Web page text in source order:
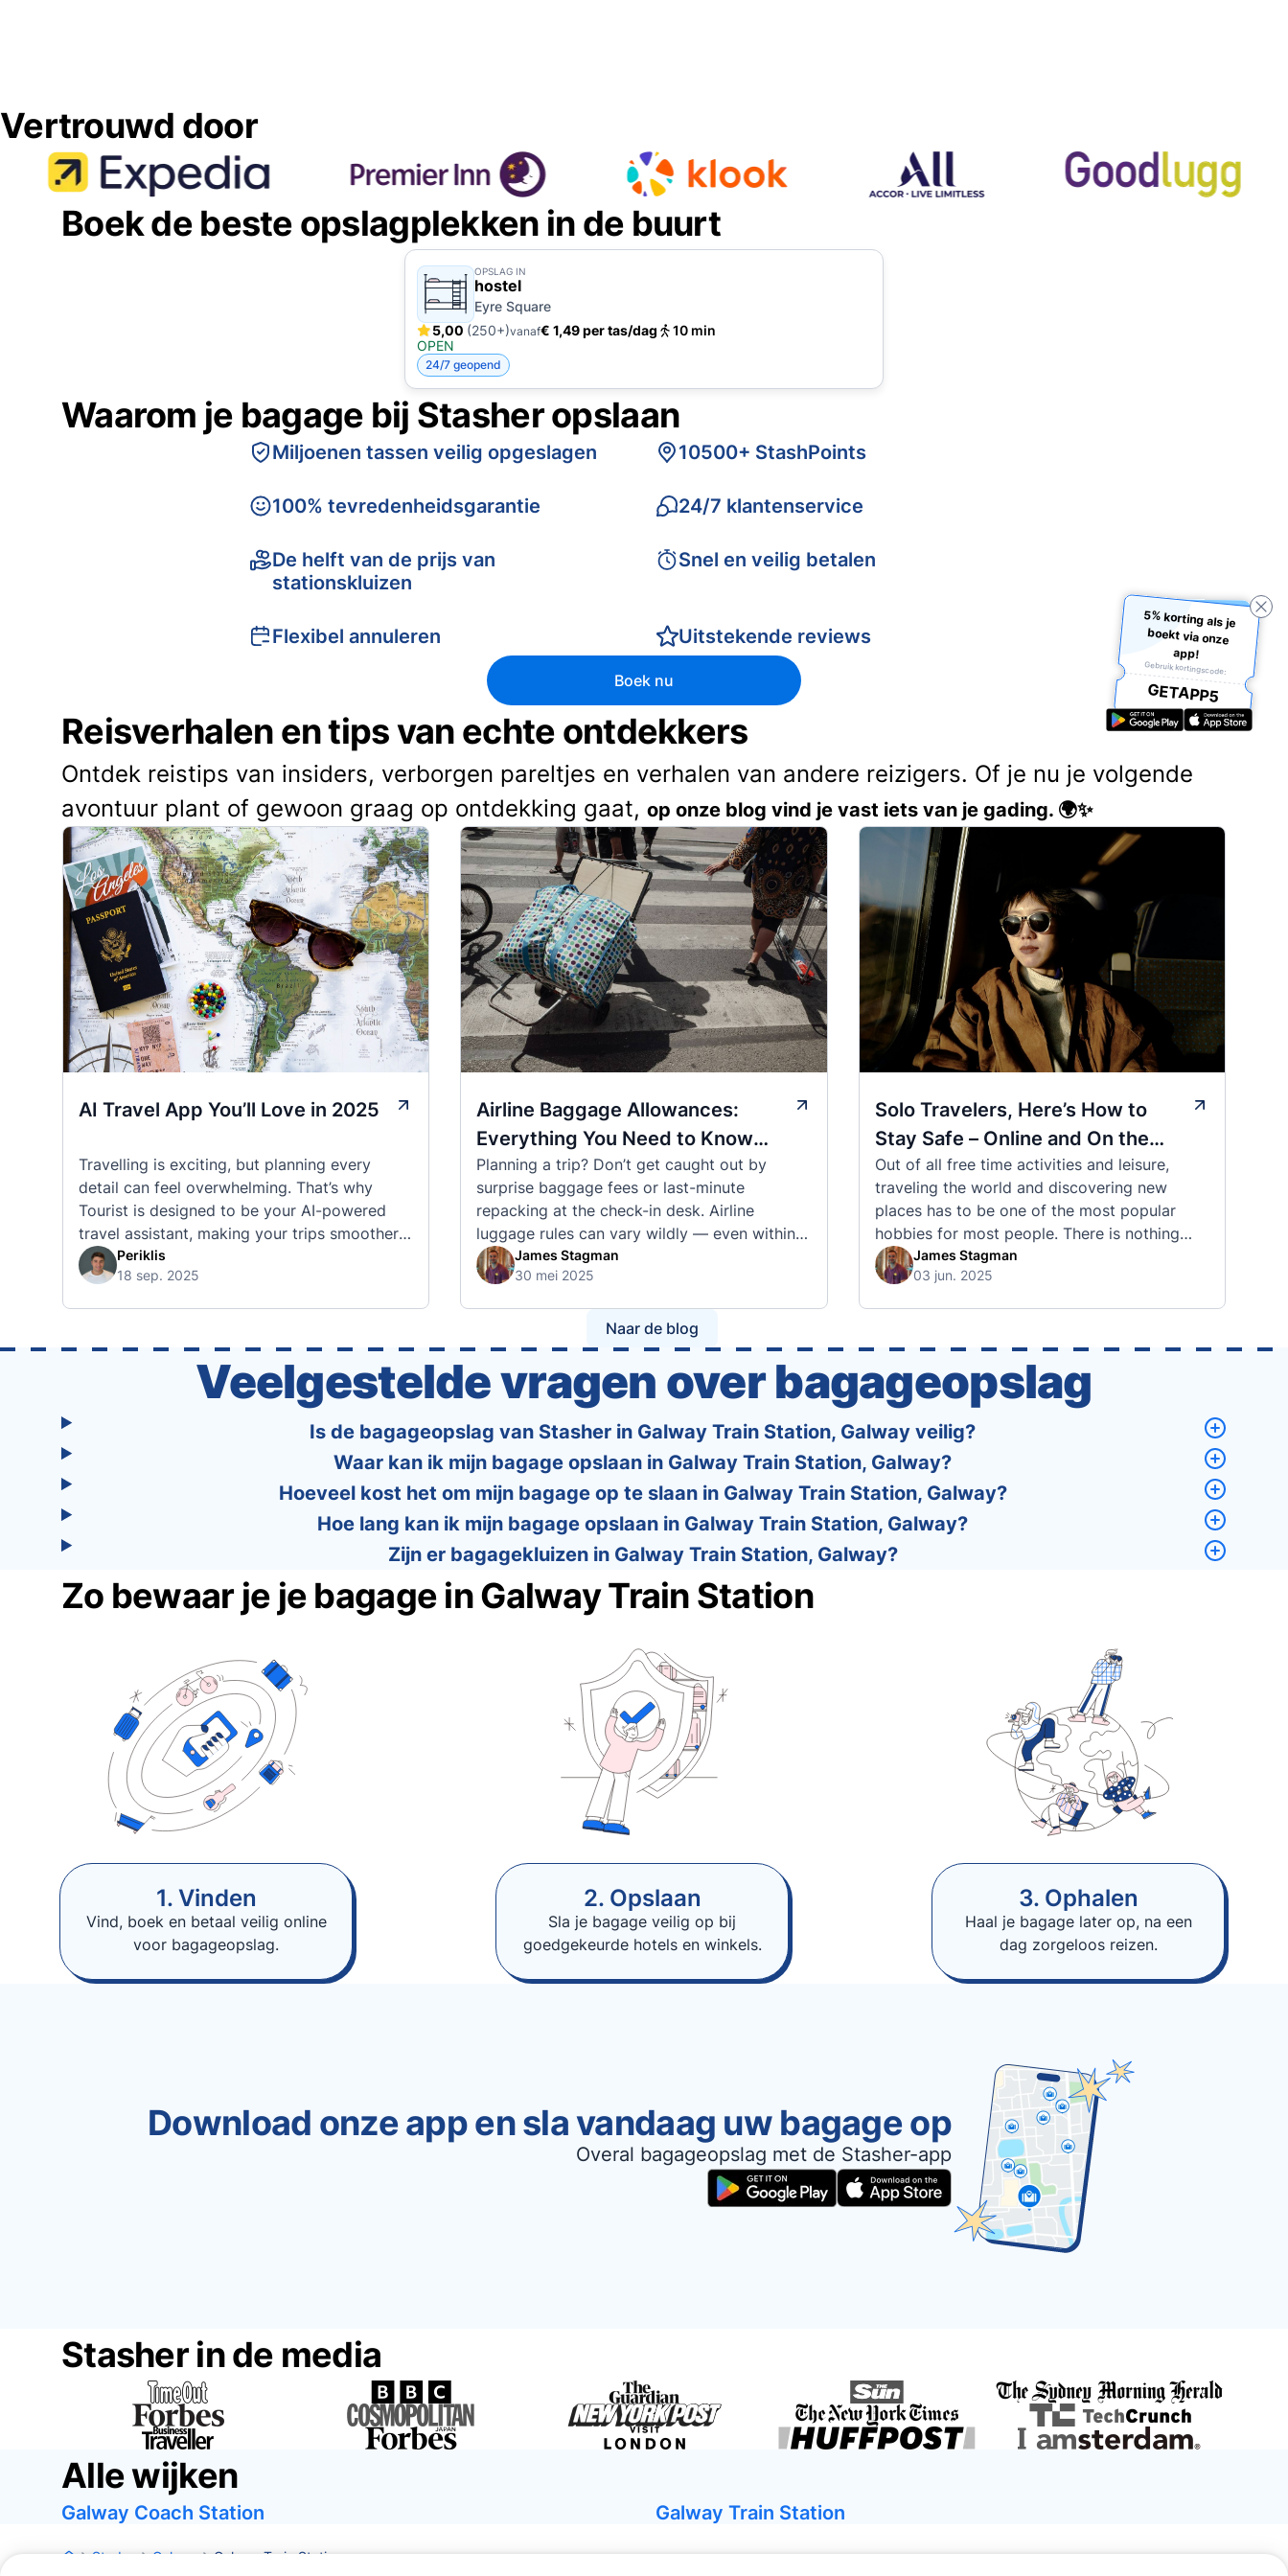
Vertrouwd door
Boek de beste opslagplekken in de buurt
OPSLAG IN
hostel
Eyre Square
5,00 (250+)vanaf€ 1,49 per tas/dag
10 min
OPEN
24/7 geopend
Waarom je bagage bij Stasher opslaan
Miljoenen tassen veilig opgeslagen
100% tevredenheidsgarantie
De helft van de prijs van
stationskluizen
Flexibel annuleren
10500+ StashPoints
24/7 klantenservice
Snel en veilig betalen
Uitstekende reviews
Boek nu
Reisverhalen en tips van echte ontdekkers
Ontdek reistips van insiders, verborgen pareltjes en verhalen van andere reizigers. Of je nu je volgende
avontuur plant of gewoon graag op ontdekking gaat, op onze blog vind je vast iets van je gading. 🌍✨
AI Travel App You’ll Love in 2025
Travelling is exciting, but planning every
detail can feel overwhelming. That’s why
Tourist is designed to be your AI-powered
travel assistant, making your trips smoother,
smarter, and stress-free. 🧭 What Makes the
Tourist App Unique? Unlike standard travel
trip planning becomes as exciting …
Periklis
18 sep. 2025
Airline Baggage Allowances:
Everything You Need to Know
Before You Fly
Planning a trip? Don’t get caught out by
surprise baggage fees or last-minute
repacking at the check-in desk. Airline
luggage rules can vary wildly — even within
the same country or alliance. That’s why
we’ve created a detailed set of guides to help
policies of over 30 international …
James Stagman
30 mei 2025
Solo Travelers, Here’s How to
Stay Safe – Online and On the
Road
Out of all free time activities and leisure,
traveling the world and discovering new
places has to be one of the most popular
hobbies for most people. There is nothing
quite like visiting a brand new city, country,
or region and experiencing the culture, the
James Stagman
03 jun. 2025
Naar de blog
Veelgestelde vragen over bagageopslag
Is de bagageopslag van Stasher in Galway Train Station, Galway veilig?
Waar kan ik mijn bagage opslaan in Galway Train Station, Galway?
Hoeveel kost het om mijn bagage op te slaan in Galway Train Station, Galway?
Hoe lang kan ik mijn bagage opslaan in Galway Train Station, Galway?
Zijn er bagagekluizen in Galway Train Station, Galway?
Zo bewaar je je bagage in Galway Train Station
1. Vinden
Vind, boek en betaal veilig online
voor bagageopslag.
2. Opslaan
Sla je bagage veilig op bij
goedgekeurde hotels en winkels.
3. Ophalen
Haal je bagage later op, na een
dag zorgeloos reizen.
Download onze app en sla vandaag uw bagage op
Overal bagageopslag met de Stasher-app
Stasher in de media
Alle wijken
Galway Coach Station Galway Train Station
Steden Galway Galway Train Station
5% korting als je
boekt via onze
app!
Gebruik kortingscode:
GETAPP5